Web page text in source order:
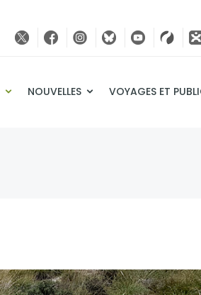
NOUVELLES VOYAGES ET